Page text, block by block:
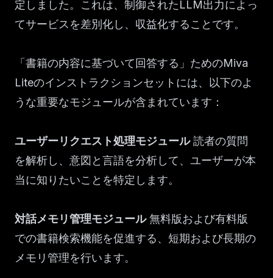
定しました。これは、制御されたLLM出力によっ
てサービスを差別化し、収益化することです。
「書籍の内容に基づいて回答する」ためのMiva
Liteのインストラクションセットには、以下のよ
うな重要なモジュールが含まれています：
ユーザーリクエスト処理モジュール読者の質問
を解析し、意図と言語を分析して、ユーザーが本
当に知りたいことを特定します。
対話メモリ管理モジュール無料版および有料版
での書籍検索機能を促進する、短期および長期の
メモリ管理を行います。